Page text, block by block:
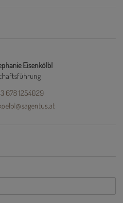
Eisenkölbl
678 1254029